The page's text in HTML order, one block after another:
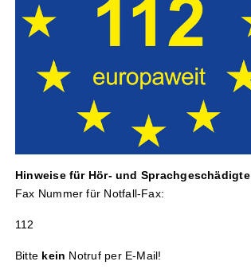
Hinweise für Hör- und Sprach­ge­schä­digte
Fax Nummer für Notfall-Fax:
112
Bitte kein Notruf per E-Mail!